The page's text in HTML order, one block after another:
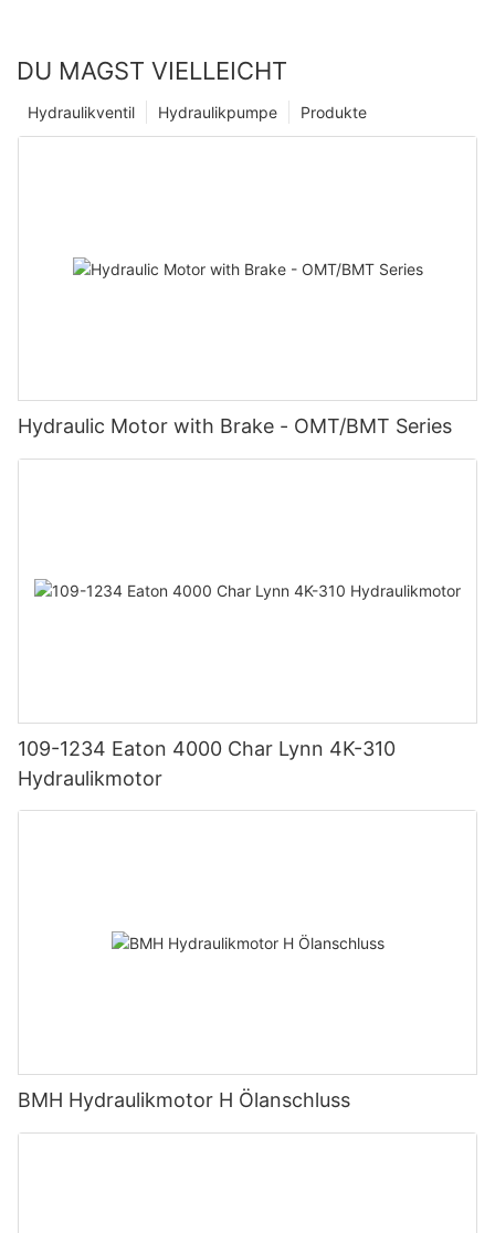
DU MAGST VIELLEICHT
Produkte
Hydraulikpumpe
Hydraulikventil
Hydraulic Motor with Brake - OMT/BMT Series
109-1234 Eaton 4000 Char Lynn 4K-310
Hydraulikmotor
BMH Hydraulikmotor H Ölanschluss